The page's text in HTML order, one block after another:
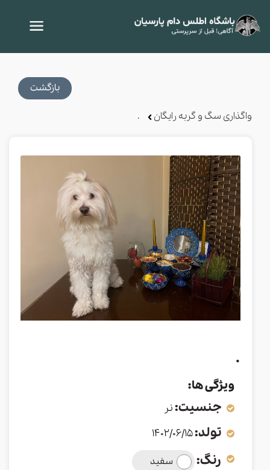
بازگشت
واگذاری سگ و گربه رایگان .
.
ویژگی ها:
جنسیت:نر
تولد:1402/06/15
رنگ: سفید